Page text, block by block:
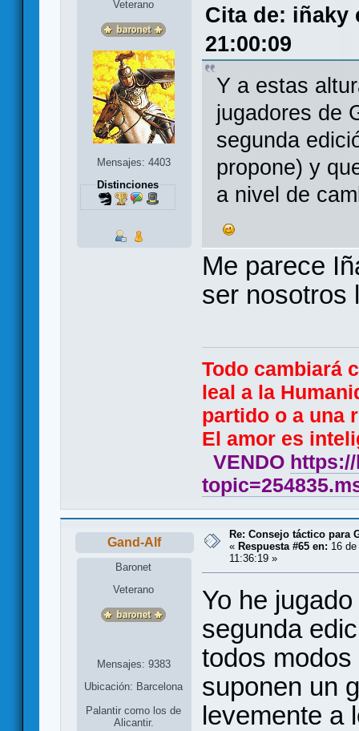
Veterano
Mensajes: 4403
Distinciones
Cita de: iñaky
21:00:09
Y a estas
jugadores de
segunda
propone) y
a nivel de
Me parece
ser nosotros
Todo cambiará
leal a la
partido o a una
El amor es
VENDO
Gand-Alf
Baronet
Veterano
Mensajes: 9383
Ubicación: Barcelona
Palantir como los de
Alicantir.
Re: Consejo táctico para
« Respuesta #65 en: 16
11:36:19 »
Yo he
segunda
todos
suponen un
levemente a